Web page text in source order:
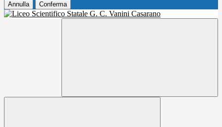
Annulla Conferma